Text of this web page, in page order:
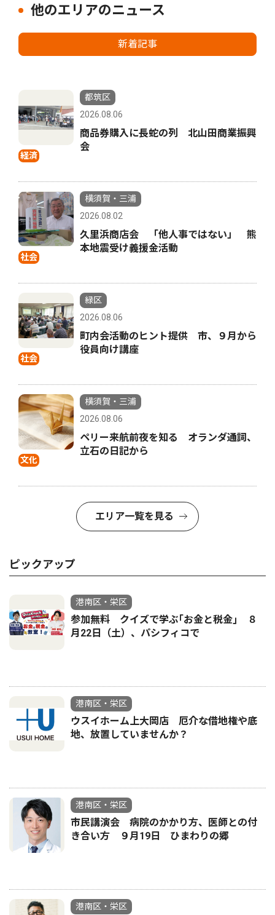
他のエリアのニュース
新着記事
経済
都筑区
2026.08.06
商品券購入に長蛇の列 北山田商業振興
会
社会
横須賀・三浦
2026.08.02
久里浜商店会 「他人事ではない」 熊
本地震受け義援金活動
社会
緑区
2026.08.06
町内会活動のヒント提供 市、９月から
役員向け講座
文化
横須賀・三浦
2026.08.06
ペリー来航前夜を知る オランダ通詞、
立石の日記から
エリア一覧を見る
ピックアップ
港南区・栄区
参加無料 クイズで学ぶ｢お金と税金｣ ８
月22日（土）、パシフィコで
港南区・栄区
ウスイホーム上大岡店 厄介な借地権や底
地、放置していませんか？
港南区・栄区
市民講演会 病院のかかり方、医師との付
き合い方 ９月19日 ひまわりの郷
港南区・栄区